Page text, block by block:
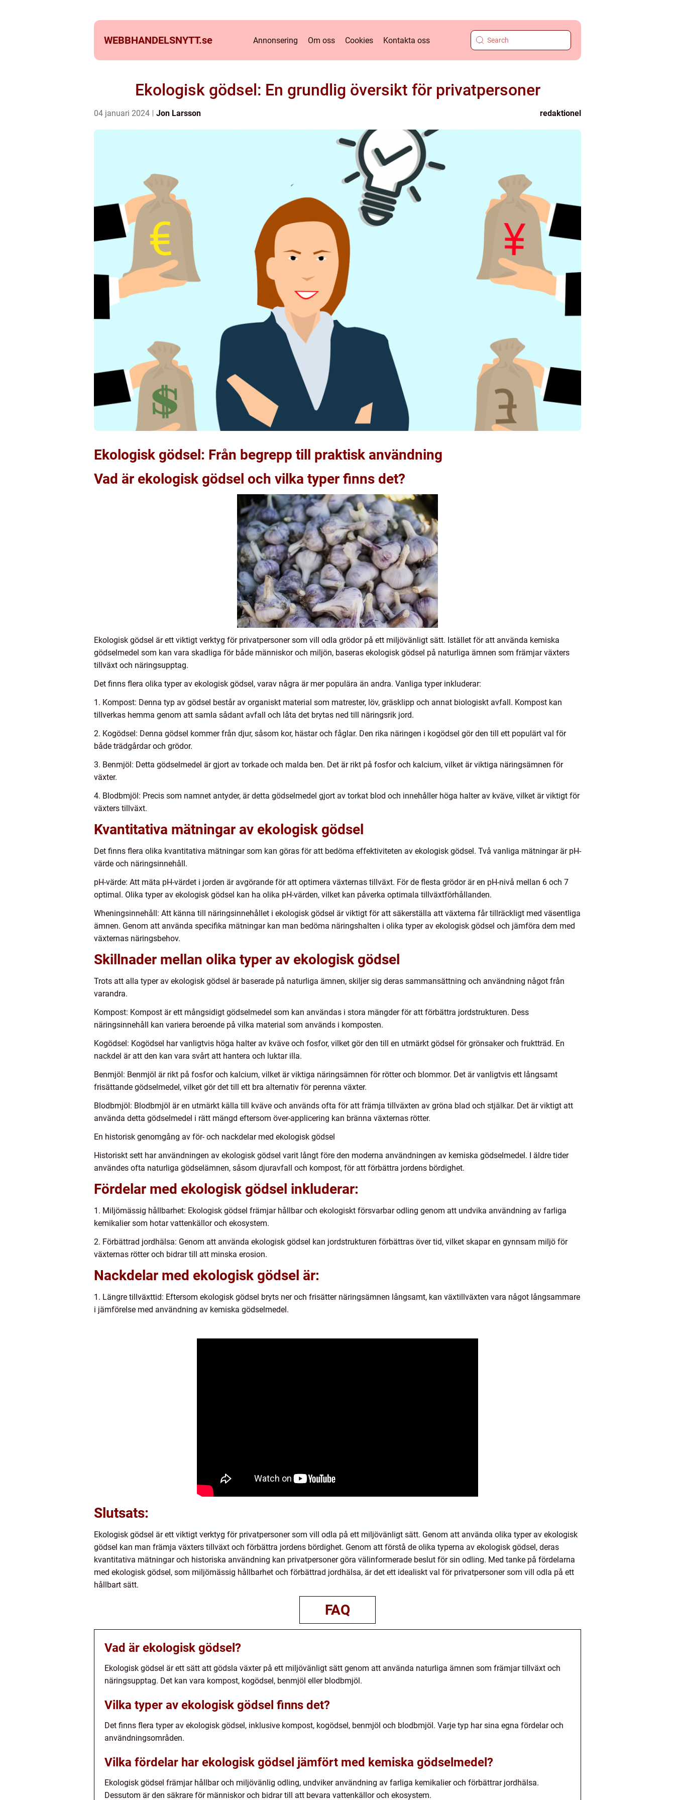
WEBBHANDELSNYTT.se Annonsering Om oss Cookies Kontakta oss
Ekologisk gödsel: En grundlig översikt för privatpersoner
04 januari 2024 Jon Larsson redaktionel
Ekologisk gödsel: Från begrepp till praktisk användning
Vad är ekologisk gödsel och vilka typer finns det?
Ekologisk gödsel är ett viktigt verktyg för privatpersoner som vill odla grödor på ett miljövänligt sätt. Istället för att använda kemiska
gödselmedel som kan vara skadliga för både människor och miljön, baseras ekologisk gödsel på naturliga ämnen som främjar växters
tillväxt och näringsupptag.
Det finns flera olika typer av ekologisk gödsel, varav några är mer populära än andra. Vanliga typer inkluderar:
1. Kompost: Denna typ av gödsel består av organiskt material som matrester, löv, gräsklipp och annat biologiskt avfall. Kompost kan
tillverkas hemma genom att samla sådant avfall och låta det brytas ned till näringsrik jord.
2. Kogödsel: Denna gödsel kommer från djur, såsom kor, hästar och fåglar. Den rika näringen i kogödsel gör den till ett populärt val för
både trädgårdar och grödor.
3. Benmjöl: Detta gödselmedel är gjort av torkade och malda ben. Det är rikt på fosfor och kalcium, vilket är viktiga näringsämnen för
växter.
4. Blodbmjöl: Precis som namnet antyder, är detta gödselmedel gjort av torkat blod och innehåller höga halter av kväve, vilket är viktigt för
växters tillväxt.
Kvantitativa mätningar av ekologisk gödsel
Det finns flera olika kvantitativa mätningar som kan göras för att bedöma effektiviteten av ekologisk gödsel. Två vanliga mätningar är pH-
värde och näringsinnehåll.
pH-värde: Att mäta pH-värdet i jorden är avgörande för att optimera växternas tillväxt. För de flesta grödor är en pH-nivå mellan 6 och 7
optimal. Olika typer av ekologisk gödsel kan ha olika pH-värden, vilket kan påverka optimala tillväxtförhållanden.
Wheningsinnehåll: Att känna till näringsinnehållet i ekologisk gödsel är viktigt för att säkerställa att växterna får tillräckligt med väsentliga
ämnen. Genom att använda specifika mätningar kan man bedöma näringshalten i olika typer av ekologisk gödsel och jämföra dem med
växternas näringsbehov.
Skillnader mellan olika typer av ekologisk gödsel
Trots att alla typer av ekologisk gödsel är baserade på naturliga ämnen, skiljer sig deras sammansättning och användning något från
varandra.
Kompost: Kompost är ett mångsidigt gödselmedel som kan användas i stora mängder för att förbättra jordstrukturen. Dess
näringsinnehåll kan variera beroende på vilka material som används i komposten.
Kogödsel: Kogödsel har vanligtvis höga halter av kväve och fosfor, vilket gör den till en utmärkt gödsel för grönsaker och fruktträd. En
nackdel är att den kan vara svårt att hantera och luktar illa.
Benmjöl: Benmjöl är rikt på fosfor och kalcium, vilket är viktiga näringsämnen för rötter och blommor. Det är vanligtvis ett långsamt
frisättande gödselmedel, vilket gör det till ett bra alternativ för perenna växter.
Blodbmjöl: Blodbmjöl är en utmärkt källa till kväve och används ofta för att främja tillväxten av gröna blad och stjälkar. Det är viktigt att
använda detta gödselmedel i rätt mängd eftersom över-applicering kan bränna växternas rötter.
En historisk genomgång av för- och nackdelar med ekologisk gödsel
Historiskt sett har användningen av ekologisk gödsel varit långt före den moderna användningen av kemiska gödselmedel. I äldre tider
användes ofta naturliga gödselämnen, såsom djuravfall och kompost, för att förbättra jordens bördighet.
Fördelar med ekologisk gödsel inkluderar:
1. Miljömässig hållbarhet: Ekologisk gödsel främjar hållbar och ekologiskt försvarbar odling genom att undvika användning av farliga
kemikalier som hotar vattenkällor och ekosystem.
2. Förbättrad jordhälsa: Genom att använda ekologisk gödsel kan jordstrukturen förbättras över tid, vilket skapar en gynnsam miljö för
växternas rötter och bidrar till att minska erosion.
Nackdelar med ekologisk gödsel är:
1. Längre tillväxttid: Eftersom ekologisk gödsel bryts ner och frisätter näringsämnen långsamt, kan växtillväxten vara något långsammare
i jämförelse med användning av kemiska gödselmedel.
Slutsats:
Ekologisk gödsel är ett viktigt verktyg för privatpersoner som vill odla på ett miljövänligt sätt. Genom att använda olika typer av ekologisk
gödsel kan man främja växters tillväxt och förbättra jordens bördighet. Genom att förstå de olika typerna av ekologisk gödsel, deras
kvantitativa mätningar och historiska användning kan privatpersoner göra välinformerade beslut för sin odling. Med tanke på fördelarna
med ekologisk gödsel, som miljömässig hållbarhet och förbättrad jordhälsa, är det ett idealiskt val för privatpersoner som vill odla på ett
hållbart sätt.
FAQ
Vad är ekologisk gödsel?
Ekologisk gödsel är ett sätt att gödsla växter på ett miljövänligt sätt genom att använda naturliga ämnen som främjar tillväxt och
näringsupptag. Det kan vara kompost, kogödsel, benmjöl eller blodbmjöl.
Vilka typer av ekologisk gödsel finns det?
Det finns flera typer av ekologisk gödsel, inklusive kompost, kogödsel, benmjöl och blodbmjöl. Varje typ har sina egna fördelar och
användningsområden.
Vilka fördelar har ekologisk gödsel jämfört med kemiska gödselmedel?
Ekologisk gödsel främjar hållbar och miljövänlig odling, undviker användning av farliga kemikalier och förbättrar jordhälsa.
Dessutom är den säkrare för människor och bidrar till att bevara vattenkällor och ekosystem.